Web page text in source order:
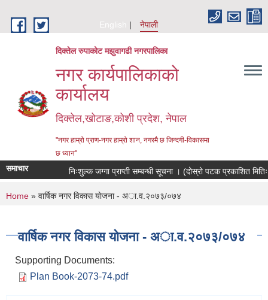
English
नेपाली
दिक्तेल रुपाकोट मझुवागढी नगरपालिका
नगर कार्यपालिकाको
कार्यालय
दिक्तेल,खोटाङ,कोशी प्रदेश, नेपाल
"नगर हाम्रो प्राण-नगर हाम्रो शान, नगरमै छ जिन्दगी-विकासमा
छ ध्यान"
समाचार निःशुल्क जग्गा प्राप्ती सम्बन्धी सूचना । (दोस्रो पटक प्रकाशित मितिः
You are here
Home » वार्षिक नगर विकास याेजना - अा‍‍.व.२०७३/०७४
वार्षिक नगर विकास याेजना - अा‍‍.व.२०७३/०७४
Supporting Documents:
Plan Book-2073-74.pdf